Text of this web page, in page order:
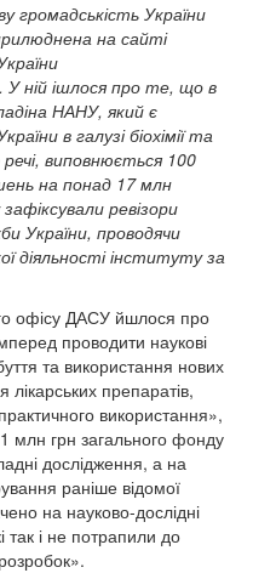
громадськість України
на сайті
У ній ішлося про те, що в
НАНУ, який є
в галузі біохімії та
речі, виповнюється 100
на понад 17 млн
ревізори
України, проводячи
діяльності інституту за
офісу ДАСУ йшлося про
проводити наукові
та використання нових
лікарських препаратів,
використання»,
млн грн загального фонду
дослідження, а на
раніше відомої
на науково-дослідні
так і не потрапили до